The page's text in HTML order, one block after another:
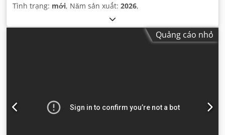
Tình trạng: mới, Năm sản xuất: 2026,
Quảng cáo nhỏ